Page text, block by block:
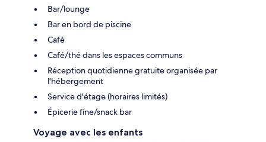
Bar/lounge
Bar en bord de piscine
Café
Café/thé dans les espaces communs
Réception quotidienne gratuite organisée par
l'hébergement
Service d'étage (horaires limités)
Épicerie fine/snack bar
Voyage avec les enfants